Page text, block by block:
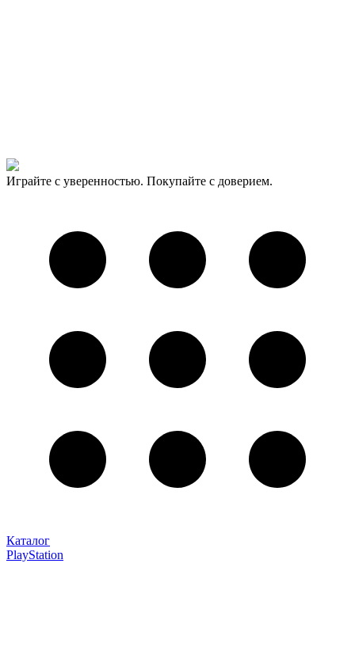
Играйте с уверенностью. Покупайте с доверием.
Каталог
PlayStation